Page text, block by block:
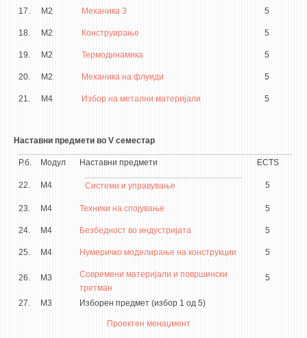
17. М2 Механика 3 5
18. М2 Конструирање 5
19. М2 Термодинамика 5
20. М2 Механика на флуиди 5
21. М4 Избор на метални материјали 5
Наставни предмети во V семестар
Р.б. Модул Наставни предмети ECTS
22. М4 Системи и управување 5
23. М4 Техники на спојување 5
24. М4 Безбедност во индустријата 5
25. М4 Нумеричко моделирање на конструкции 5
26. М3
Современи материјали и површински
третман
5
27. М3 Изборен предмет (избор 1 од 5)
Проектен менаџмент